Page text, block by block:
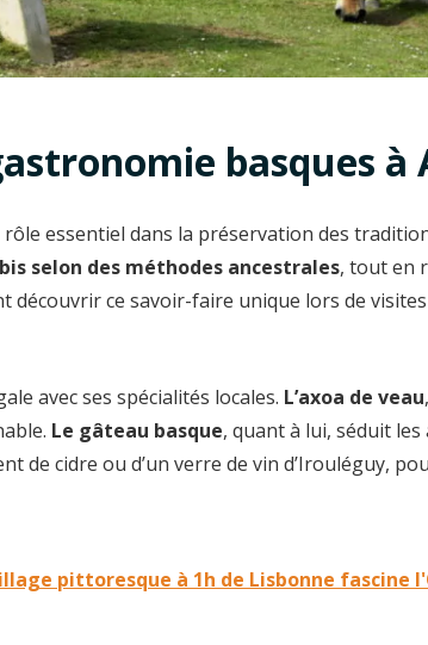
basques à
essentiel dans la préservation des
selon des méthodes ancestrales, tout en
découvrir ce savoir-faire unique lors de
avec ses spécialités locales. L’axoa de veau
Le gâteau basque, quant à lui, séduit
de cidre ou d’un verre de vin d’Irouléguy,
pittoresque à 1h de Lisbonne fascine